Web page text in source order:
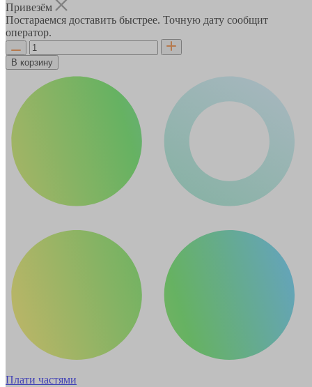
Привезём
Постараемся доставить быстрее. Точную дату сообщит
оператор.
В корзину
Плати частями